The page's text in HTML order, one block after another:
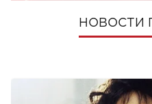
НОВОСТИ